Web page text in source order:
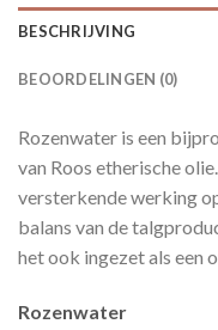
BESCHRIJVING
BEOORDELINGEN (0)
Rozenwater is een
van Roos etherische
versterkende werking
balans van de
het ook ingezet als een
Rozenwater